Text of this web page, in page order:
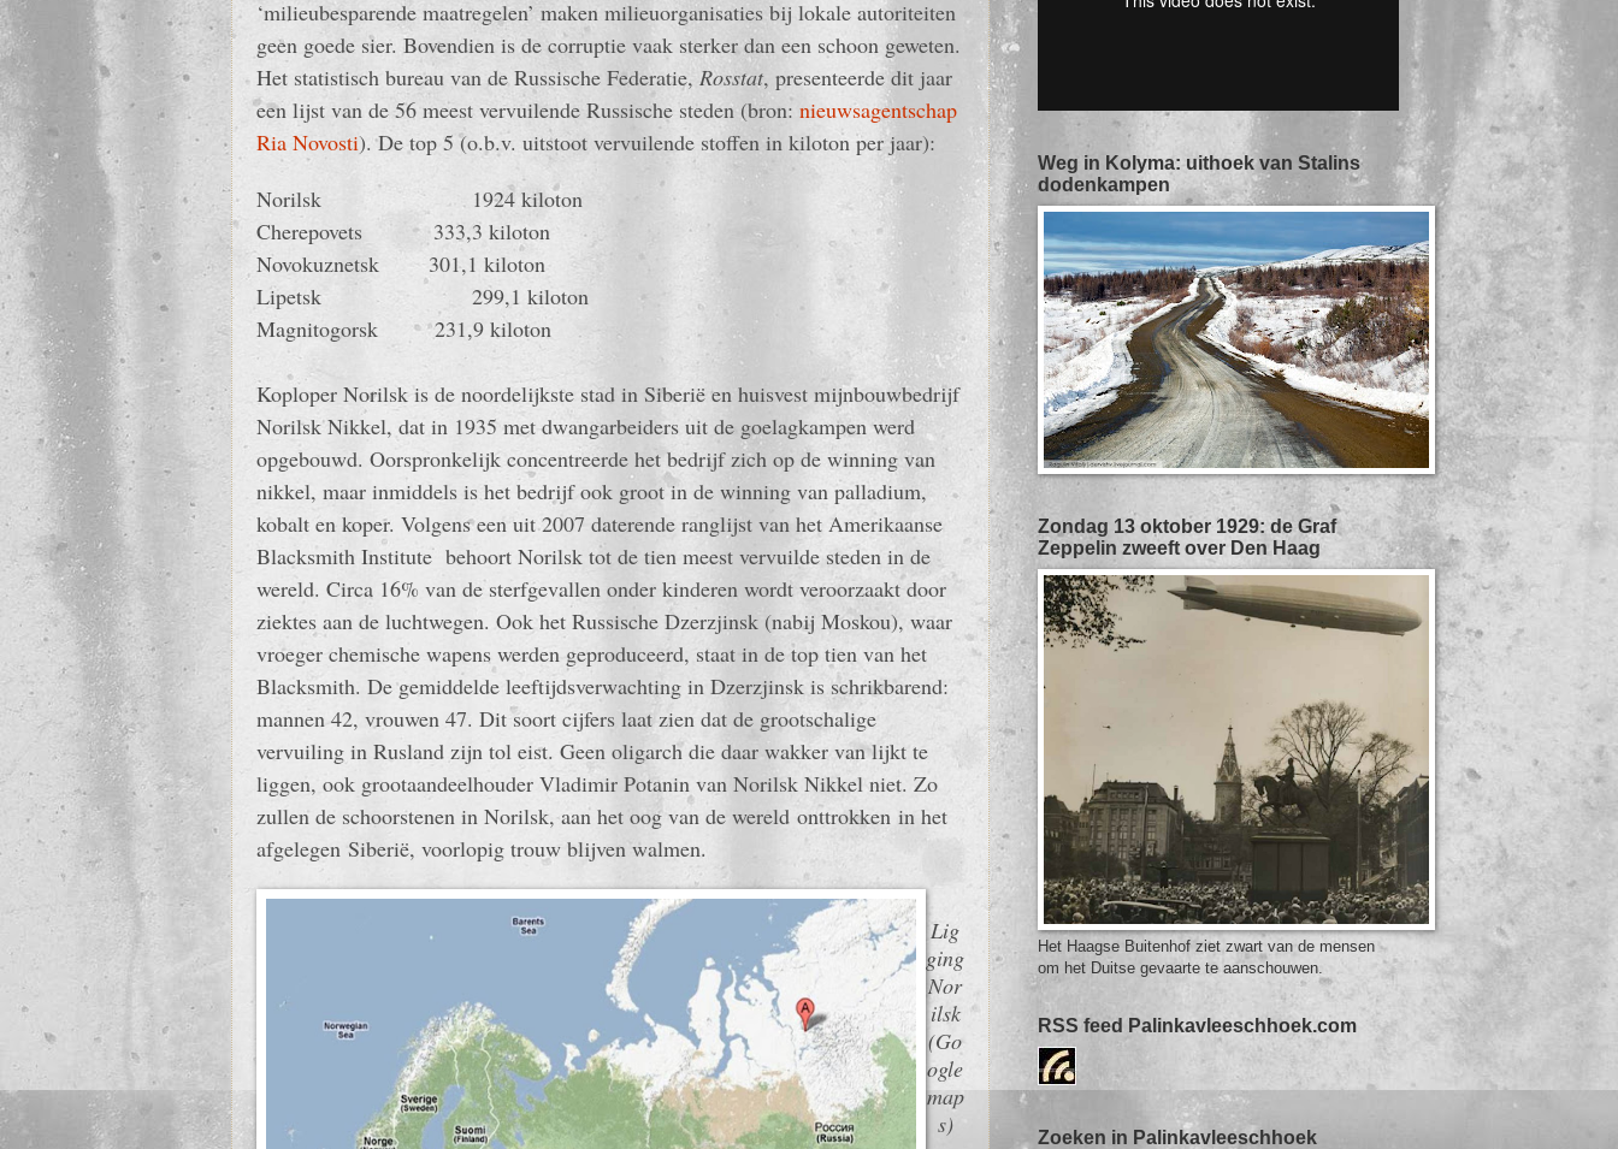
‘milieubesparende maatregelen’ maken milieuorganisaties bij lokale autoriteiten
geen goede sier. Bovendien is de corruptie vaak sterker dan een schoon geweten.
Het statistisch bureau van de Russische Federatie, Rosstat, presenteerde dit jaar
een lijst van de 56 meest vervuilende Russische steden (bron: nieuwsagentschap
Ria Novosti). De top 5 (o.b.v. uitstoot vervuilende stoffen in kiloton per jaar):
Norilsk 1924 kiloton
Cherepovets 333,3 kiloton
Novokuznetsk 301,1 kiloton
Lipetsk 299,1 kiloton
Magnitogorsk 231,9 kiloton
Koploper Norilsk is de noordelijkste stad in Siberië en huisvest mijnbouwbedrijf
Norilsk Nikkel, dat in 1935 met dwangarbeiders uit de goelagkampen werd
opgebouwd. Oorspronkelijk concentreerde het bedrijf zich op de winning van
nikkel, maar inmiddels is het bedrijf ook groot in de winning van palladium,
kobalt en koper. Volgens een uit 2007 daterende ranglijst van het Amerikaanse
Blacksmith Institute behoort Norilsk tot de tien meest vervuilde steden in de
wereld. Circa 16% van de sterfgevallen onder kinderen wordt veroorzaakt door
ziektes aan de luchtwegen. Ook het Russische Dzerzjinsk (nabij Moskou), waar
vroeger chemische wapens werden geproduceerd, staat in de top tien van het
Blacksmith. De gemiddelde leeftijdsverwachting in Dzerzjinsk is schrikbarend:
mannen 42, vrouwen 47. Dit soort cijfers laat zien dat de grootschalige
vervuiling in Rusland zijn tol eist. Geen oligarch die daar wakker van lijkt te
liggen, ook grootaandeelhouder Vladimir Potanin van Norilsk Nikkel niet. Zo
zullen de schoorstenen in Norilsk, aan het oog van de wereld onttrokken in het
afgelegen Siberië, voorlopig trouw blijven walmen.
Lig
ging
Nor
ilsk
(Go
ogle
map
s)
Weg in Kolyma: uithoek van Stalins
dodenkampen
Zondag 13 oktober 1929: de Graf
Zeppelin zweeft over Den Haag
Het Haagse Buitenhof ziet zwart van de mensen
om het Duitse gevaarte te aanschouwen.
RSS feed Palinkavleeschhoek.com
Zoeken in Palinkavleeschhoek